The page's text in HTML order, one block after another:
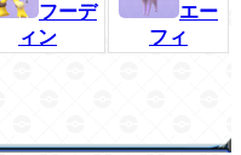
フーデ
ィン
エー
フィ